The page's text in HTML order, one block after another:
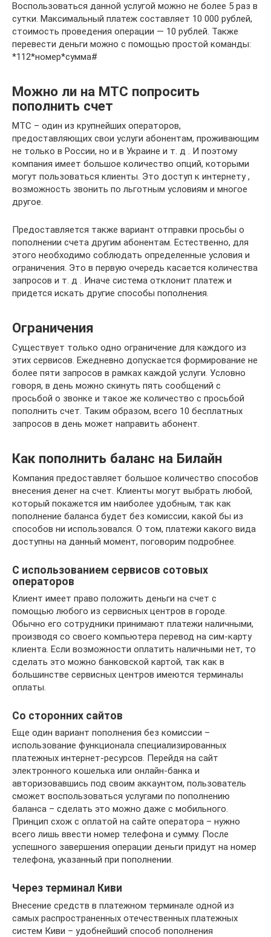
Воспользоваться данной услугой можно не более 5 раз в
сутки. Максимальный платеж составляет 10 000 рублей,
стоимость проведения операции — 10 рублей. Также
перевести деньги можно с помощью простой команды:
*112*номер*сумма#
Можно ли на МТС попросить
пополнить счет
МТС – один из крупнейших операторов,
предоставляющих свои услуги абонентам, проживающим
не только в России, но и в Украине и т. д . И поэтому
компания имеет большое количество опций, которыми
могут пользоваться клиенты. Это доступ к интернету ,
возможность звонить по льготным условиям и многое
другое.
Предоставляется также вариант отправки просьбы о
пополнении счета другим абонентам. Естественно, для
этого необходимо соблюдать определенные условия и
ограничения. Это в первую очередь касается количества
запросов и т. д . Иначе система отклонит платеж и
придется искать другие способы пополнения.
Ограничения
Существует только одно ограничение для каждого из
этих сервисов. Ежедневно допускается формирование не
более пяти запросов в рамках каждой услуги. Условно
говоря, в день можно скинуть пять сообщений с
просьбой о звонке и такое же количество с просьбой
пополнить счет. Таким образом, всего 10 бесплатных
запросов в день может направить абонент.
Как пополнить баланс на Билайн
Компания предоставляет большое количество способов
внесения денег на счет. Клиенты могут выбрать любой,
который покажется им наиболее удобным, так как
пополнение баланса будет без комиссии, какой бы из
способов ни использовался. О том, платежи какого вида
доступны на данный момент, поговорим подробнее.
С использованием сервисов сотовых
операторов
Клиент имеет право положить деньги на счет с
помощью любого из сервисных центров в городе.
Обычно его сотрудники принимают платежи наличными,
производя со своего компьютера перевод на сим-карту
клиента. Если возможности оплатить наличными нет, то
сделать это можно банковской картой, так как в
большинстве сервисных центров имеются терминалы
оплаты.
Со сторонних сайтов
Еще один вариант пополнения без комиссии –
использование функционала специализированных
платежных интернет-ресурсов. Перейдя на сайт
электронного кошелька или онлайн-банка и
авторизовавшись под своим аккаунтом, пользователь
сможет воспользоваться услугами по пополнению
баланса – сделать это можно даже с мобильного.
Принцип схож с оплатой на сайте оператора – нужно
всего лишь ввести номер телефона и сумму. После
успешного завершения операции деньги придут на номер
телефона, указанный при пополнении.
Через терминал Киви
Внесение средств в платежном терминале одной из
самых распространенных отечественных платежных
систем Киви – удобнейший способ пополнения